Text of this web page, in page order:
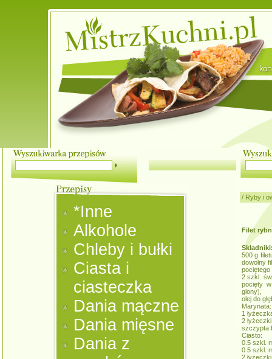
*Inne
Alkohole
Chleby i bułki
Ciasta i
ciasteczka
Dania mączne
Dania mięsne
Dania z
/ Ryby i
Filet
500 g
dowolny
2 szkl.
pocięty
glony),
olej do
Marynata:
1
2
szczypta
Ciasto:
0.5 szkl.
0.5 szkl.
2